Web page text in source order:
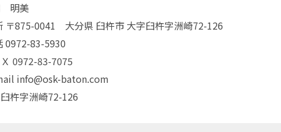
明美
〒875-0041 大分県 臼杵市 大字臼杵字洲崎72-126
0972-83-5930
0972-83-7075
info@osk-baton.com
杵字洲崎72-126